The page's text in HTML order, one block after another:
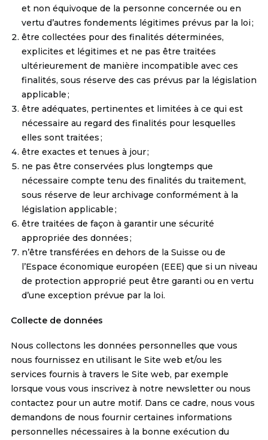
et non équivoque de la personne concernée ou en
vertu d’autres fondements légitimes prévus par la loi ;
être collectées pour des finalités déterminées,
explicites et légitimes et ne pas être traitées
ultérieurement de manière incompatible avec ces
finalités, sous réserve des cas prévus par la législation
applicable ;
être adéquates, pertinentes et limitées à ce qui est
nécessaire au regard des finalités pour lesquelles
elles sont traitées ;
être exactes et tenues à jour ;
ne pas être conservées plus longtemps que
nécessaire compte tenu des finalités du traitement,
sous réserve de leur archivage conformément à la
législation applicable ;
être traitées de façon à garantir une sécurité
appropriée des données ;
n’être transférées en dehors de la Suisse ou de
l’Espace économique européen (EEE) que si un niveau
de protection approprié peut être garanti ou en vertu
d’une exception prévue par la loi.
Collecte de données
Nous collectons les données personnelles que vous
nous fournissez en utilisant le Site web et/ou les
services fournis à travers le Site web, par exemple
lorsque vous vous inscrivez à notre newsletter ou nous
contactez pour un autre motif. Dans ce cadre, nous vous
demandons de nous fournir certaines informations
personnelles nécessaires à la bonne exécution du